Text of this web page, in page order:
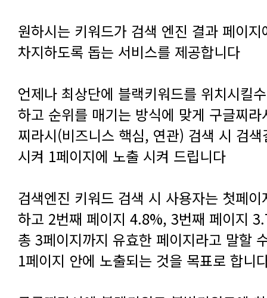
차지하도록 돕는 서비스를 제공합니다
시켜 1페이지에 노출 시켜 드립니다
하고 2번째 페이지 4.8%, 3번째 페이지
1페이지 안에 노출되는 것을 목표로 합니